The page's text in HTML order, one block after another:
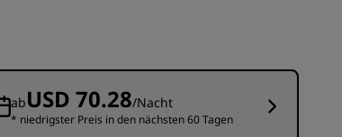
Besuchen Sie unseren Blog
Radisson Rewards
abUSD 70.28/Nacht
* niedrigster Preis in den nächsten 60 Tagen